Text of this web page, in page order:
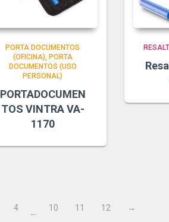
PORTA DOCUMENTOS
(OFICINA) PORTA
DOCUMENTOS (USO
PERSONAL)
PORTADOCUMEN
TOS VINTRA VA-
1170
4 10 11 12 →